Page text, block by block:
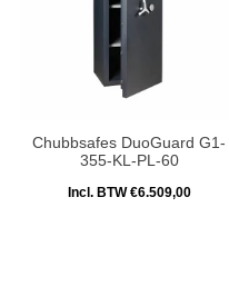
Chubbsafes DuoGuard G1-
355-KL-PL-60
Incl. BTW €6.509,00